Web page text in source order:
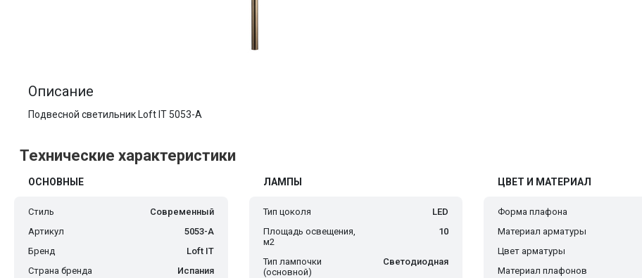
Описание
Подвесной светильник Loft IT 5053-A
Технические характеристики
ОСНОВНЫЕ
Стиль
Современный
Артикул
5053-A
Бренд
Loft IT
Страна бренда
Испания
ЛАМПЫ
Тип цоколя
LED
Площадь освещения,
м2
10
Тип лампочки
(основной)
Светодиодная
ЦВЕТ И МАТЕРИАЛ
Форма плафона
Материал арматуры
Цвет арматуры
Материал плафонов